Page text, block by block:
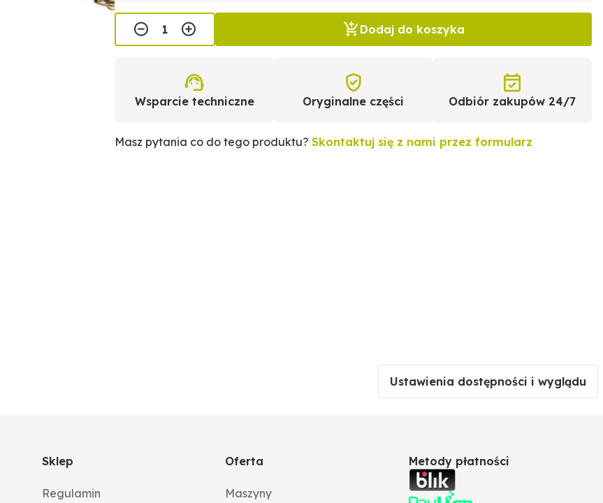
Dodaj do koszyka
Wsparcie techniczne Oryginalne części Odbiór zakupów 24/7
Masz pytania co do tego produktu?Skontaktuj się z nami przez formularz
Ustawienia dostępności i wyglądu
Sklep
Regulamin
Oferta
Maszyny
Metody płatności